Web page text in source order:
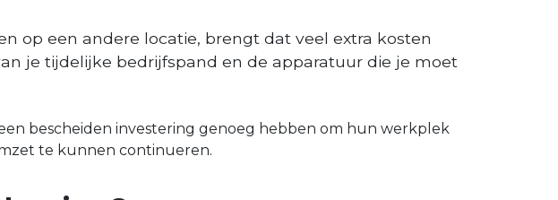
op een andere locatie, brengt dat veel extra kosten
je tijdelijke bedrijfspand en de apparatuur die je moet
bescheiden investering genoeg hebben om hun werkplek
te kunnen continueren.